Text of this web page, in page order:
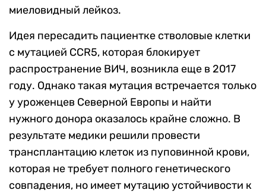
миеловидный лейкоз.
Идея пересадить пациентке стволовые клетки
с мутацией CCR5, которая блокирует
распространение ВИЧ, возникла еще в 2017
году. Однако такая мутация встречается только
у уроженцев Северной Европы и найти
нужного донора оказалось крайне сложно. В
результате медики решили провести
трансплантацию клеток из пуповинной крови,
которая не требует полного генетического
совпадения, но имеет мутацию устойчивости к